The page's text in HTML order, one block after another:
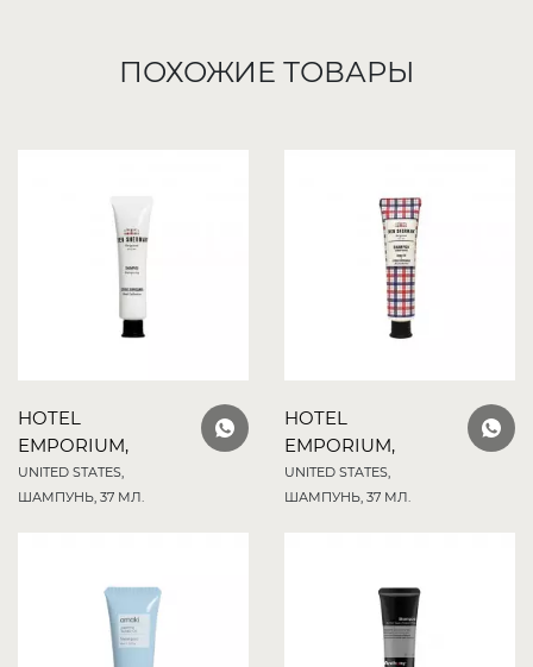
ПОХОЖИЕ ТОВАРЫ
HOTEL
EMPORIUM,
UNITED STATES,
ШАМПУНЬ, 37 МЛ.
HOTEL
EMPORIUM,
UNITED STATES,
ШАМПУНЬ, 37 МЛ.